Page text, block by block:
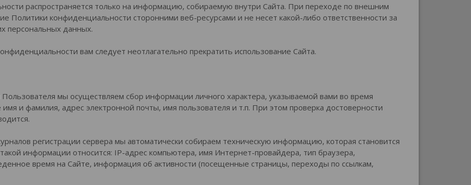
распространяется только на информацию, собираемую внутри Сайта. При переходе по внешним
Политики конфиденциальности сторонними веб-ресурсами и не несет какой-либо ответственности за
персональных данных.
вам следует неотлагательно прекратить использование Сайта.
мы осуществляем сбор информации личного характера, указываемой вами во время
и фамилия, адрес электронной почты, имя пользователя и т.п. При этом проверка достоверности
регистрации сервера мы автоматически собираем техническую информацию, которая становится
информации относится: IP-адрес компьютера, имя Интернет-провайдера, тип браузера,
время на Сайте, информация об активности (посещенные страницы, переходы по ссылкам,